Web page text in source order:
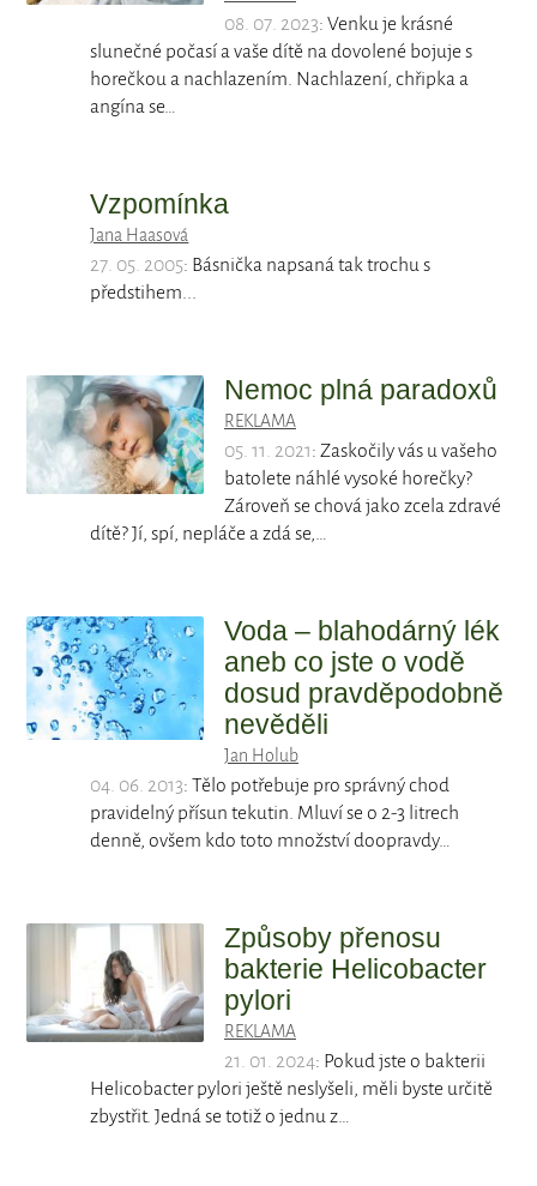
08. 07. 2023: Venku je krásné
slunečné počasí a vaše dítě na dovolené bojuje s
horečkou a nachlazením. Nachlazení, chřipka a
angína se…
Vzpomínka
Jana Haasová
27. 05. 2005: Básnička napsaná tak trochu s
předstihem...
Nemoc plná paradoxů
REKLAMA
05. 11. 2021: Zaskočily vás u vašeho
batolete náhlé vysoké horečky?
Zároveň se chová jako zcela zdravé
dítě? Jí, spí, nepláče a zdá se,…
Voda – blahodárný lék
aneb co jste o vodě
dosud pravděpodobně
nevěděli
Jan Holub
04. 06. 2013: Tělo potřebuje pro správný chod
pravidelný přísun tekutin. Mluví se o 2-3 litrech
denně, ovšem kdo toto množství doopravdy…
Způsoby přenosu
bakterie Helicobacter
pylori
REKLAMA
21. 01. 2024: Pokud jste o bakterii
Helicobacter pylori ještě neslyšeli, měli byste určitě
zbystřit. Jedná se totiž o jednu z…